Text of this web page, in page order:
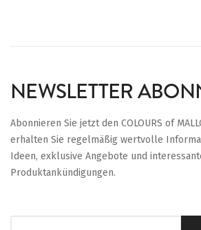
NEWSLETTER
Abonnieren Sie jetzt den COLOURS of
erhalten Sie regelmäßig wertvolle
Ideen, exklusive Angebote und
Produktankündigungen.